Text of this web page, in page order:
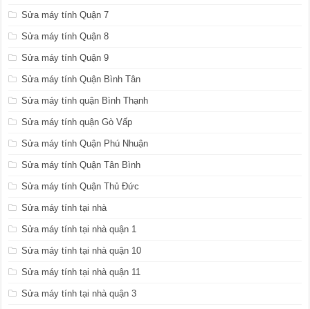
Sửa máy tính Quận 7
Sửa máy tính Quận 8
Sửa máy tính Quận 9
Sửa máy tính Quận Bình Tân
Sửa máy tính quận Bình Thạnh
Sửa máy tính quận Gò Vấp
Sửa máy tính Quận Phú Nhuận
Sửa máy tính Quận Tân Bình
Sửa máy tính Quận Thủ Đức
Sửa máy tính tại nhà
Sửa máy tính tại nhà quận 1
Sửa máy tính tại nhà quận 10
Sửa máy tính tại nhà quận 11
Sửa máy tính tại nhà quận 3